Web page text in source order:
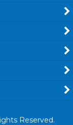
Reserved.